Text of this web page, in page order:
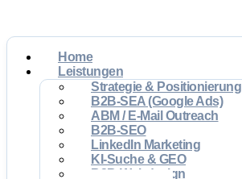
Home
Leistungen
Strategie & Positionierung
B2B-SEA (Google Ads)
ABM / E-Mail Outreach
B2B-SEO
LinkedIn Marketing
KI-Suche & GEO
B2B-Webdesign